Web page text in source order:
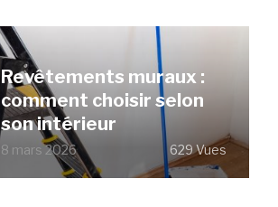
Revêtements muraux :
comment choisir selon
son intérieur
8 mars 2026 629 Vues